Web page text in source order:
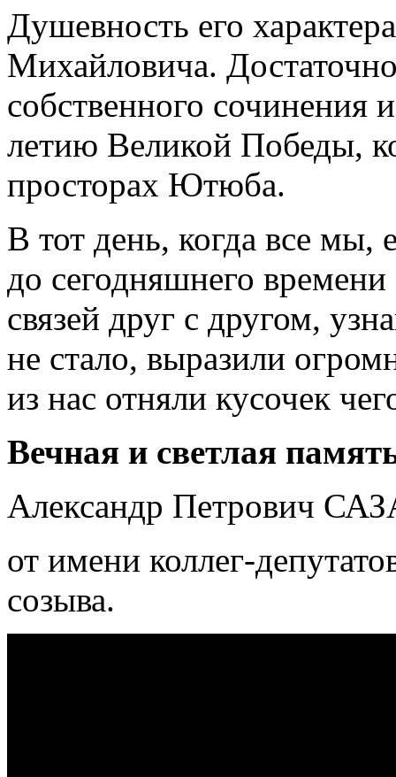
Душевность его
Михайловича.
собственного сочинения
летию Великой Победы,
просторах Ютюба.
В тот день, когда все мы,
до сегодняшнего
связей друг с другом,
не стало, выразили
из нас отняли кусочек
Вечная и светлая
Александр Петрович
от имени коллег-
созыва.